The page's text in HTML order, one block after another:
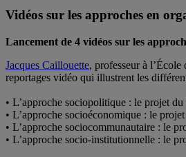
Vidéos sur les approches en
Lancement de 4 vidéos sur les
Jacques Caillouette, professeur à l’École
reportages vidéo qui illustrent les
• L’approche sociopolitique : le projet
• L’approche socioéconomique : le
• L’approche sociocommunautaire : le
• L’approche socio-institutionnelle : le